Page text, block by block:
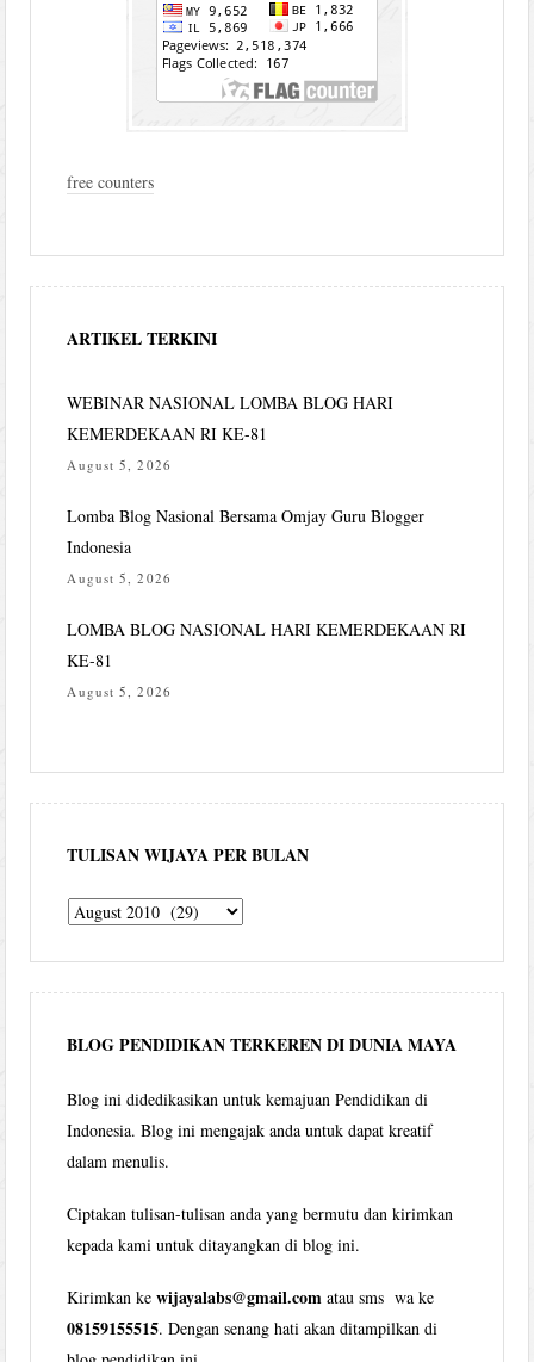
free counters
ARTIKEL TERKINI
WEBINAR NASIONAL LOMBA BLOG HARI
KEMERDEKAAN RI KE-81
August 5, 2026
Lomba Blog Nasional Bersama Omjay Guru Blogger
Indonesia
August 5, 2026
LOMBA BLOG NASIONAL HARI KEMERDEKAAN RI
KE-81
August 5, 2026
TULISAN WIJAYA PER BULAN
Tulisan
per
bulan
BLOG PENDIDIKAN TERKEREN DI DUNIA MAYA
Blog ini didedikasikan untuk kemajuan Pendidikan di
Indonesia. Blog ini mengajak anda untuk dapat kreatif
dalam menulis.
Ciptakan tulisan-tulisan anda yang bermutu dan kirimkan
kepada kami untuk ditayangkan di blog ini.
Kirimkan kewijayalabs@gmail.com atau sms wa ke
08159155515. Dengan senang hati akan ditampilkan di